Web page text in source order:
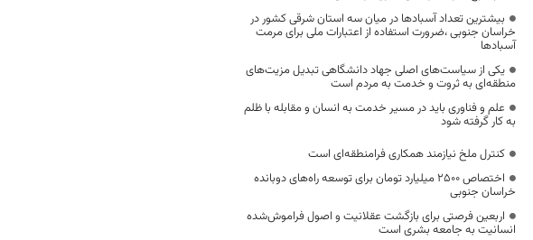
بیشترین تعداد آسبادها در میان سه استان شرقی کشور در
خراسان جنوبی ،ضرورت استفاده از اعتبارات ملی برای مرمت
آسبادها
یکی از سیاست‌های اصلی جهاد دانشگاهی تبدیل مزیت‌های
منطقه‌ای به ثروت و خدمت به مردم است
علم و فناوری باید در مسیر خدمت به انسان و مقابله با ظلم
به کار گرفته شود
کنترل ملخ نیازمند همکاری فرامنطقه‌ای است
اختصاص 2500 میلیارد تومان برای توسعه راه‌های دوبانده
خراسان جنوبی
اربعین فرصتی برای بازگشت عقلانیت و اصول فراموش‌شده
انسانیت به جامعه بشری است